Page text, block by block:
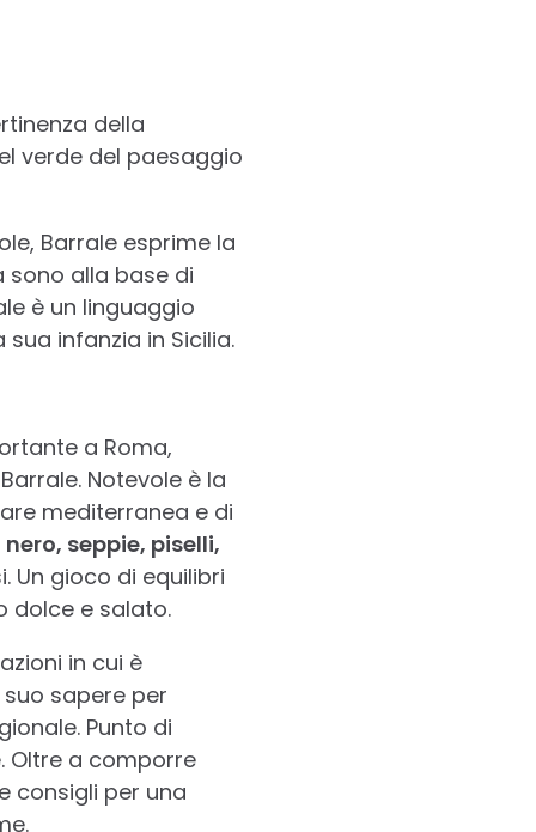
della
verde del paesaggio
Barrale esprime la
sono alla base di
è un linguaggio
infanzia in Sicilia.
a Roma,
Notevole è la
mediterranea e di
seppie, piselli,
Un gioco di equilibri
dolce e salato.
in cui è
sapere per
Punto di
Oltre a comporre
consigli per una